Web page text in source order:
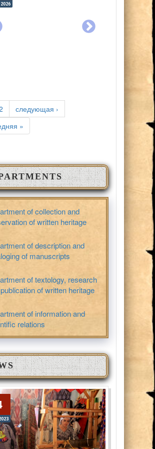
следующая ›
»
of collection and
of written heritage
of description and
of manuscripts
of textology, research
of written heritage
of information and
relations